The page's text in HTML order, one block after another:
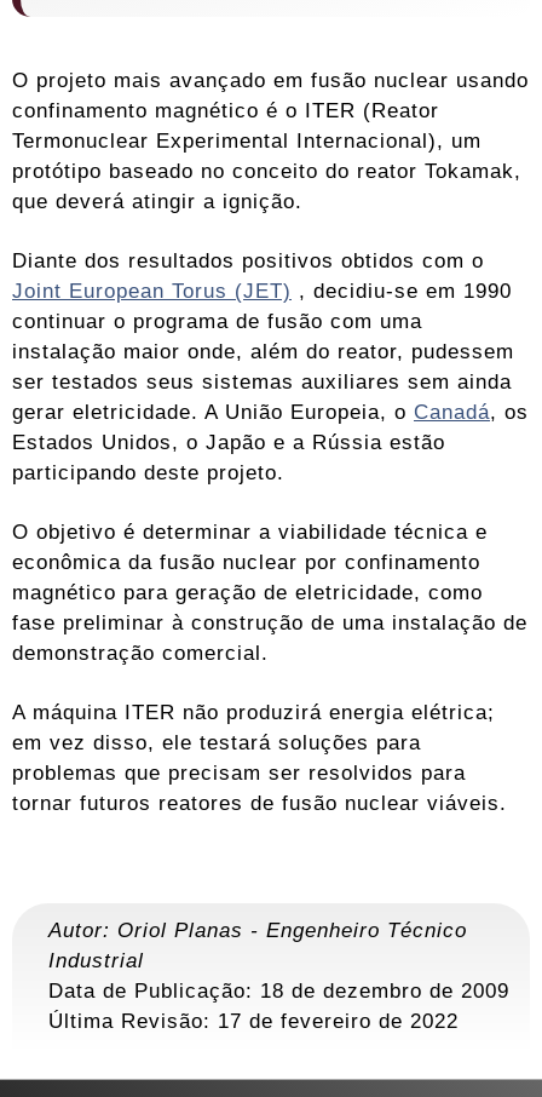
O projeto mais avançado em fusão nuclear usando
confinamento magnético é o ITER (Reator
Termonuclear Experimental Internacional), um
protótipo baseado no conceito do reator Tokamak,
que deverá atingir a ignição.
Diante dos resultados positivos obtidos com o
Joint European Torus (JET) , decidiu-se em 1990
continuar o programa de fusão com uma
instalação maior onde, além do reator, pudessem
ser testados seus sistemas auxiliares sem ainda
gerar eletricidade. A União Europeia, o Canadá, os
Estados Unidos, o Japão e a Rússia estão
participando deste projeto.
O objetivo é determinar a viabilidade técnica e
econômica da fusão nuclear por confinamento
magnético para geração de eletricidade, como
fase preliminar à construção de uma instalação de
demonstração comercial.
A máquina ITER não produzirá energia elétrica;
em vez disso, ele testará soluções para
problemas que precisam ser resolvidos para
tornar futuros reatores de fusão nuclear viáveis.
Autor: Oriol Planas - Engenheiro Técnico
Industrial
Data de Publicação: 18 de dezembro de 2009
Última Revisão: 17 de fevereiro de 2022